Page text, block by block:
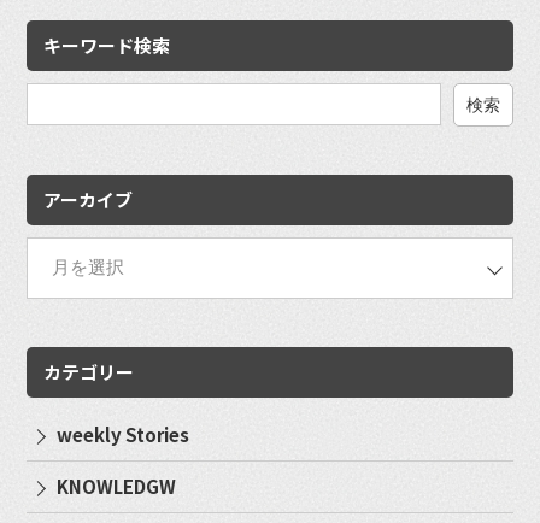
キーワード検索
アーカイブ
カテゴリー
weekly Stories
KNOWLEDGW